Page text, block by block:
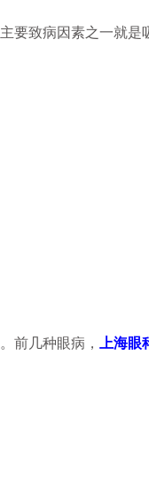
要致病因素之一就是
前几种眼病，
上海眼